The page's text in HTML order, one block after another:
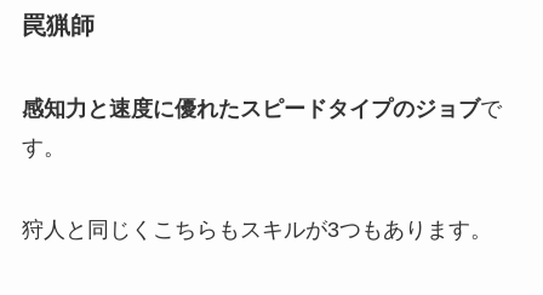
罠猟師
感知力と速度に優れたスピードタイプのジョブで
す。
狩人と同じくこちらもスキルが3つもあります。